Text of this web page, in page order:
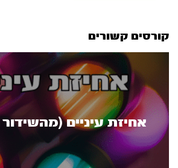
קורסים קשורים
אחיזת עיניים (מהשידור חי